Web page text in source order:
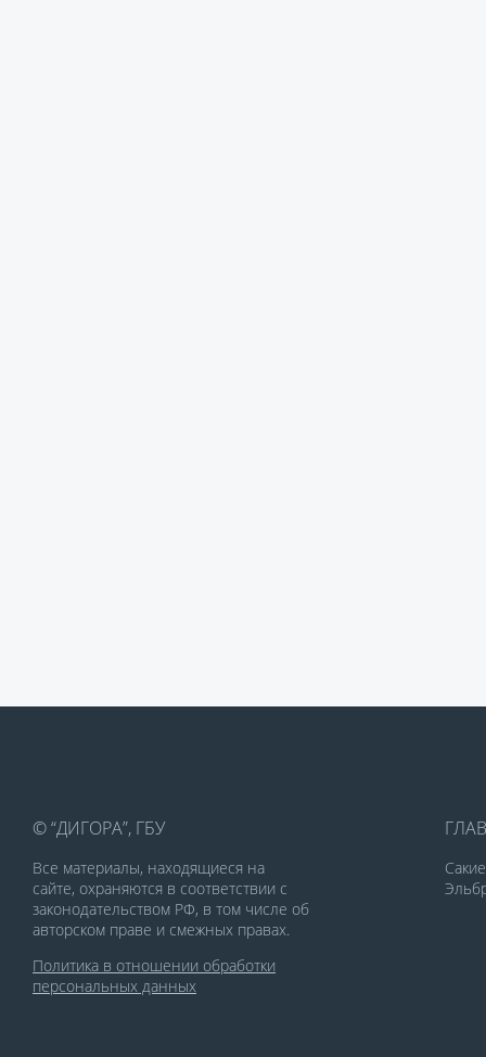
© “ДИГОРА”, ГБУ
Все материалы, находящиеся на
сайте, охраняются в соответствии с
законодательством РФ, в том числе об
авторском праве и смежных правах.
Политика в отношении обработки
персональных данных